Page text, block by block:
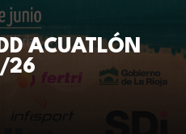
ACUATLÓN
26